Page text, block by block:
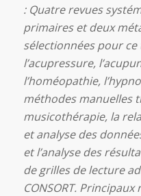
: Quatre revues
primaires et deux
sélectionnées pour ce
l’acupressure,
l’homéopathie,
méthodes manuelles
musicothérapie, la
et analyse des
et l’analyse des
de grilles de lecture
CONSORT.